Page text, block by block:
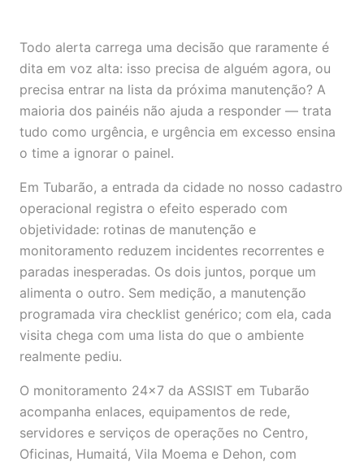
Todo alerta carrega uma decisão que raramente é
dita em voz alta: isso precisa de alguém agora, ou
precisa entrar na lista da próxima manutenção? A
maioria dos painéis não ajuda a responder — trata
tudo como urgência, e urgência em excesso ensina
o time a ignorar o painel.
Em Tubarão, a entrada da cidade no nosso cadastro
operacional registra o efeito esperado com
objetividade: rotinas de manutenção e
monitoramento reduzem incidentes recorrentes e
paradas inesperadas. Os dois juntos, porque um
alimenta o outro. Sem medição, a manutenção
programada vira checklist genérico; com ela, cada
visita chega com uma lista do que o ambiente
realmente pediu.
O monitoramento 24x7 da ASSIST em Tubarão
acompanha enlaces, equipamentos de rede,
servidores e serviços de operações no Centro,
Oficinas, Humaitá, Vila Moema e Dehon, com